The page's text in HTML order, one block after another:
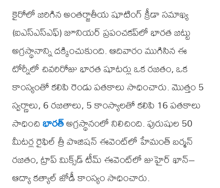
కైరోలో జరిగిన అంతర్జాతీయ షూటింగ్‌ క్రీడా సమాఖ్య
(ఐఎస్‌ఎస్‌ఎఫ్‌) జూనియర్‌ ప్రపంచకప్‌లో భారత జట్టు
అగ్రస్థానాన్ని దక్కించుకుంది. ఆదివారం ముగిసిన ఈ
టోర్నీలో చివరిరోజు భారత షూటర్లు ఒక రజతం, ఒక
కాంస్యంతో కలిపి రెండు పతకాలు సాధించారు. మొత్తం 5
స్వర్ణాలు, 6 రజతాలు, 5 కాంస్యాలతో కలిపి 16 పతకాలు
సాధించిభారత్అగ్రస్థానంలో నిలిచింది. పురుషుల 50
మీటర్ల రైఫిల్‌ త్రీ పొజిషన్‌ ఈవెంట్‌లో హేమంత్‌ బర్మన్‌
రజతం, ట్రాప్‌ మిక్స్‌డ్‌ టీమ్‌ ఈవెంట్‌లో జుహైర్‌ ఖాన్‌–
ఆద్యా కత్యాల్‌ జోడీ కాంస్యం సాధించారు.